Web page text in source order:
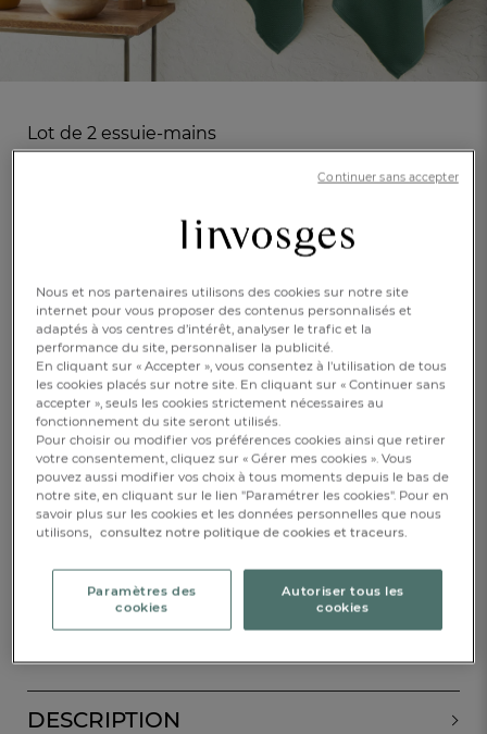
FR DE
AT
BE
CH
Lot de 2 essuie-mains
Au comptoir
Colvert
Caractéristique :
2 essuie-mains
50x50cm
CHF. 14.-
ALERTE DE RETOUR EN STOCK
DESCRIPTION
Nous et nos partenaires utilisons des cookies sur notre site
internet pour vous proposer des contenus personnalisés et
adaptés à vos centres d’intérêt, analyser le trafic et la
performance du site, personnaliser la publicité.
En cliquant sur « Accepter », vous consentez à l'utilisation de tous
les cookies placés sur notre site. En cliquant sur « Continuer sans
accepter », seuls les cookies strictement nécessaires au
fonctionnement du site seront utilisés.
Pour choisir ou modifier vos préférences cookies ainsi que retirer
votre consentement, cliquez sur « Gérer mes cookies ». Vous
pouvez aussi modifier vos choix à tous moments depuis le bas de
notre site, en cliquant sur le lien "Paramétrer les cookies". Pour en
savoir plus sur les cookies et les données personnelles que nous
utilisons, consultez notre politique de cookies et traceurs.
Paramètres des
cookies
Autoriser tous les
cookies
Continuer sans accepter